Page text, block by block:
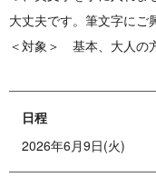
大丈夫です。筆文字にご
＜対象＞ 基本、大人の
日程
2026年6月9日(火)